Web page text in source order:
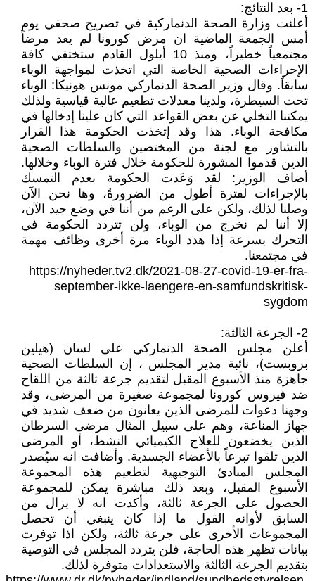
1- بعد النتائج:
أعلنت وزارة الصحة الدنماركية في تصريح صحفي يوم
أمس الجمعة الماضية ان مرض كورونا لم يعد مرضاً
مجتمعياً خطيراً، ومنذ 10 أيلول القادم ستختفي كافة
الإحراءات الصحية الخاصة التي اتخذت لمواجهة الوباء
سابقاً. وقال وزير الصحة الدنماركي مونس هونيكا: الوباء
تحت السيطرة، ولدينا معدلات تطعيم عالية قياسية ولذلك
يمكننا التخلي عن بعض القواعد التي كان علينا إدخالها في
مكافحة الوباء. هذا وقد إتخذت الحكومة هذا القرار
بالتشاور مع لجنة من المختصين والسلطات الصحية
الذين قدموا المشورة للحكومة خلال فترة الوباء وخلالها.
أضاف الوزير: لقد وَعَدت الحكومة بعدم التمسك
بالإجراءات لفترة أطول من الضرورةً، وها نحن الآن
وصلنا لذلك، ولكن على الرغم من أننا في وضع جيد الآن،
إلا أننا لم نخرج من الوباء، ولن تتردد الحكومة في
التحرك بسرعة إذا هدد الوباء مرة أخرى وظائف مهمة
في مجتمعنا.
https://nyheder.tv2.dk/2021-08-27-covid-19-er-fra-
september-ikke-laengere-en-samfundskritisk-
sygdom
2- الجرعة الثالثة:
أعلن مجلس الصحة الدنماركي على لسان (هيلين
بروبست)، نائبة مدير المجلس ، إن السلطات الصحية
جاهزة منذ الأسبوع المقبل لتقديم جرعة ثالثة من اللقاح
ضد فيروس كورونا لمجموعة صغيرة من المرضى، وقد
وجهنا دعوات للمرضى الذين يعانون من ضعف شديد في
جهاز المناعة، وهم على سبيل المثال مرضى السرطان
الذين يخضعون للعلاج الكيميائي النشط، أو المرضى
الذين تلقوا تبرعاً بالأعضاء الجسدية. وأضافت انه سيُصدر
المجلس المبادئ التوجيهية لتطعيم هذه المجموعة
الأسبوع المقبل، وبعد ذلك مباشرة يمكن للمجموعة
الحصول على الجرعة ثالثة، وأكدت انه لا يزال من
السابق لأوانه القول ما إذا كان ينبغي أن تحصل
المجموعات الأخرى على جرعة ثالثة، ولكن اذا توفرت
بيانات تظهر هذه الحاجة، فلن يتردد المجلس في التوصية
بتقديم الجرعة الثالثة والاستعدادات متوفرة لذلك.